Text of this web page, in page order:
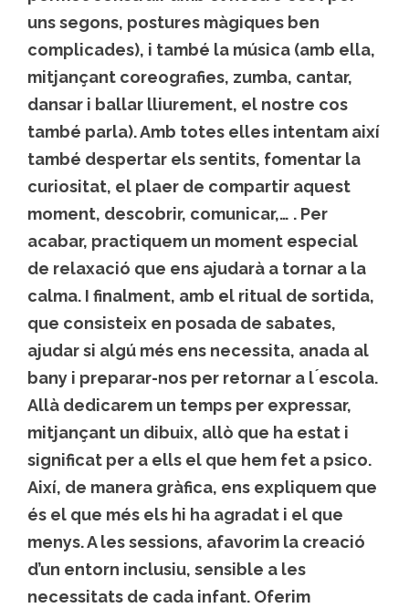
uns segons, postures màgiques ben
complicades), i també la música (amb ella,
mitjançant coreografies, zumba, cantar,
dansar i ballar lliurement, el nostre cos
també parla). Amb totes elles intentam així
també despertar els sentits, fomentar la
curiositat, el plaer de compartir aquest
moment, descobrir, comunicar,… . Per
acabar, practiquem un moment especial
de relaxació que ens ajudarà a tornar a la
calma. I finalment, amb el ritual de sortida,
que consisteix en posada de sabates,
ajudar si algú més ens necessita, anada al
bany i preparar-nos per retornar a l ́escola.
Allà dedicarem un temps per expressar,
mitjançant un dibuix, allò que ha estat i
significat per a ells el que hem fet a psico.
Així, de manera gràfica, ens expliquem que
és el que més els hi ha agradat i el que
menys. A les sessions, afavorim la creació
d’un entorn inclusiu, sensible a les
necessitats de cada infant. Oferim